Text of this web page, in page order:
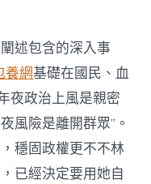
述包含的深入事
養網基礎在國民、血
夜政治上風是親密
風險是離開群眾”。
穩固政權更不不林
已經決定要用她自